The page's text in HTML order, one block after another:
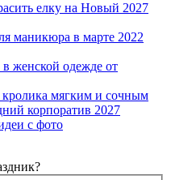
елку на Новый 2027
маникюра в марте 2022
женской одежде от
мягким и сочным
корпоратив 2027
с фото